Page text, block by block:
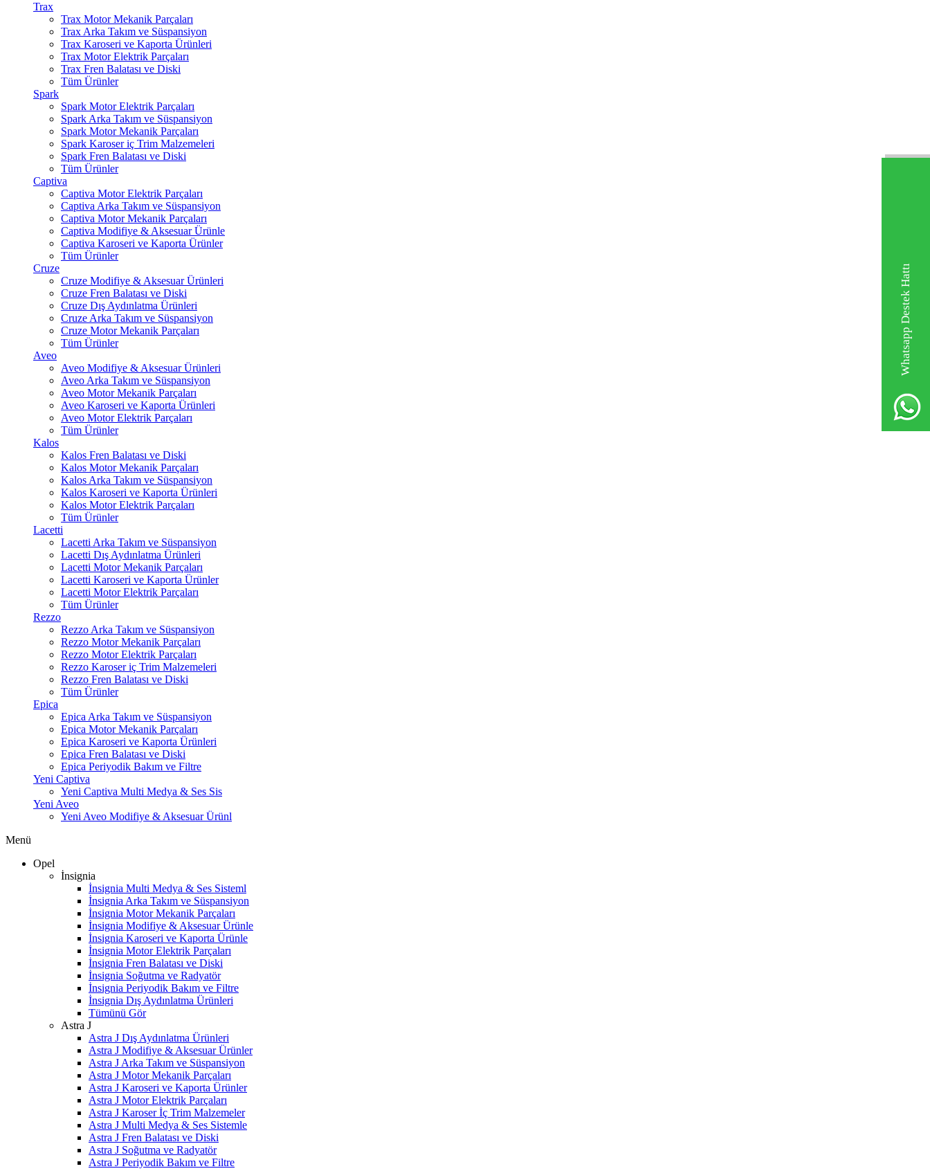
Whatsapp Destek Hattı
Trax
Trax Motor Mekanik Parçaları
Trax Arka Takım ve Süspansiyon
Trax Karoseri ve Kaporta Ürünleri
Trax Motor Elektrik Parçaları
Trax Fren Balatası ve Diski
Tüm Ürünler
Spark
Spark Motor Elektrik Parçaları
Spark Arka Takım ve Süspansiyon
Spark Motor Mekanik Parçaları
Spark Karoser iç Trim Malzemeleri
Spark Fren Balatası ve Diski
Tüm Ürünler
Captiva
Captiva Motor Elektrik Parçaları
Captiva Arka Takım ve Süspansiyon
Captiva Motor Mekanik Parçaları
Captiva Modifiye & Aksesuar Ürünle
Captiva Karoseri ve Kaporta Ürünler
Tüm Ürünler
Cruze
Cruze Modifiye & Aksesuar Ürünleri
Cruze Fren Balatası ve Diski
Cruze Dış Aydınlatma Ürünleri
Cruze Arka Takım ve Süspansiyon
Cruze Motor Mekanik Parçaları
Tüm Ürünler
Aveo
Aveo Modifiye & Aksesuar Ürünleri
Aveo Arka Takım ve Süspansiyon
Aveo Motor Mekanik Parçaları
Aveo Karoseri ve Kaporta Ürünleri
Aveo Motor Elektrik Parçaları
Tüm Ürünler
Kalos
Kalos Fren Balatası ve Diski
Kalos Motor Mekanik Parçaları
Kalos Arka Takım ve Süspansiyon
Kalos Karoseri ve Kaporta Ürünleri
Kalos Motor Elektrik Parçaları
Tüm Ürünler
Lacetti
Lacetti Arka Takım ve Süspansiyon
Lacetti Dış Aydınlatma Ürünleri
Lacetti Motor Mekanik Parçaları
Lacetti Karoseri ve Kaporta Ürünler
Lacetti Motor Elektrik Parçaları
Tüm Ürünler
Rezzo
Rezzo Arka Takım ve Süspansiyon
Rezzo Motor Mekanik Parçaları
Rezzo Motor Elektrik Parçaları
Rezzo Karoser iç Trim Malzemeleri
Rezzo Fren Balatası ve Diski
Tüm Ürünler
Epica
Epica Arka Takım ve Süspansiyon
Epica Motor Mekanik Parçaları
Epica Karoseri ve Kaporta Ürünleri
Epica Fren Balatası ve Diski
Epica Periyodik Bakım ve Filtre
Yeni Captiva
Yeni Captiva Multi Medya & Ses Sis
Yeni Aveo
Yeni Aveo Modifiye & Aksesuar Ürünl
Menü
Opel
İnsignia
İnsignia Multi Medya & Ses Sisteml
İnsignia Arka Takım ve Süspansiyon
İnsignia Motor Mekanik Parçaları
İnsignia Modifiye & Aksesuar Ürünle
İnsignia Karoseri ve Kaporta Ürünle
İnsignia Motor Elektrik Parçaları
İnsignia Fren Balatası ve Diski
İnsignia Soğutma ve Radyatör
İnsignia Periyodik Bakım ve Filtre
İnsignia Dış Aydınlatma Ürünleri
Tümünü Gör
Astra J
Astra J Dış Aydınlatma Ürünleri
Astra J Modifiye & Aksesuar Ürünler
Astra J Arka Takım ve Süspansiyon
Astra J Motor Mekanik Parçaları
Astra J Karoseri ve Kaporta Ürünler
Astra J Motor Elektrik Parçaları
Astra J Karoser İç Trim Malzemeler
Astra J Multi Medya & Ses Sistemle
Astra J Fren Balatası ve Diski
Astra J Soğutma ve Radyatör
Astra J Periyodik Bakım ve Filtre